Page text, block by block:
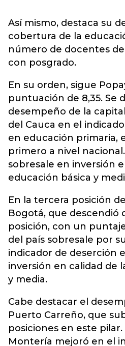
Así mismo, destaca su
cobertura de la
número de docentes
con posgrado.
En su orden, sigue
puntuación de 8,35. Se
desempeño de la
del Cauca en el
en educación primaria,
primero a nivel
sobresale en inversión
educación básica y
En la tercera posición
Bogotá, que descendió
posición, con un puntaje
del país sobresale por
indicador de deserción
inversión en calidad de
y media.
Cabe destacar el
Puerto Carreño, que
posiciones en este
Montería mejoró en el